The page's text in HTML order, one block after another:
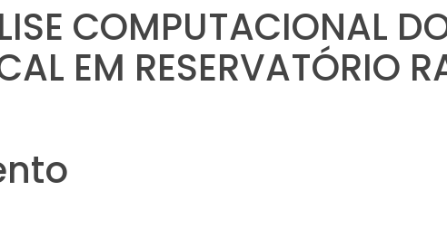
COMPUTACIONAL
EM RESERVATÓRIO